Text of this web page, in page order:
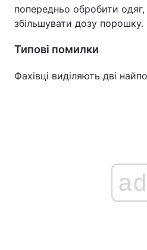
попередньо обробити
збільшувати дозу порошку.
Типові помилки
Фахівці виділяють дві
ad